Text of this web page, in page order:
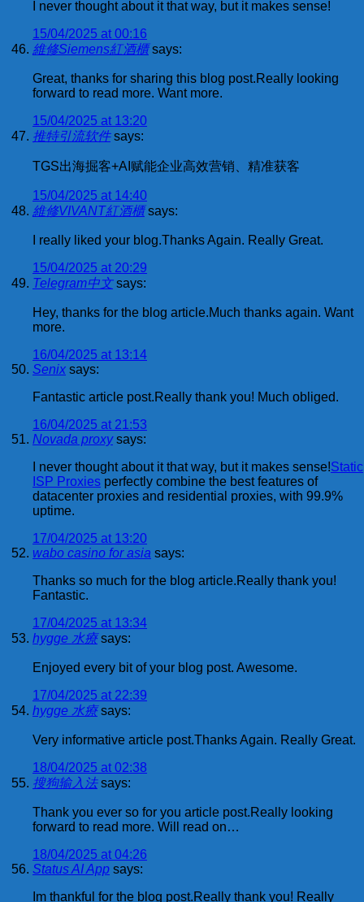
I never thought about it that way, but it makes sense!
15/04/2025 at 00:16
維修Siemens紅酒櫃 says:
Great, thanks for sharing this blog post.Really looking
forward to read more. Want more.
15/04/2025 at 13:20
推特引流软件 says:
TGS出海掘客+AI赋能企业高效营销、精准获客
15/04/2025 at 14:40
維修VIVANT紅酒櫃 says:
I really liked your blog.Thanks Again. Really Great.
15/04/2025 at 20:29
Telegram中文 says:
Hey, thanks for the blog article.Much thanks again. Want
more.
16/04/2025 at 13:14
Senix says:
Fantastic article post.Really thank you! Much obliged.
16/04/2025 at 21:53
Novada proxy says:
I never thought about it that way, but it makes sense!Static
ISP Proxies perfectly combine the best features of
datacenter proxies and residential proxies, with 99.9%
uptime.
17/04/2025 at 13:20
wabo casino for asia says:
Thanks so much for the blog article.Really thank you!
Fantastic.
17/04/2025 at 13:34
hygge 水療 says:
Enjoyed every bit of your blog post. Awesome.
17/04/2025 at 22:39
hygge 水療 says:
Very informative article post.Thanks Again. Really Great.
18/04/2025 at 02:38
搜狗输入法 says:
Thank you ever so for you article post.Really looking
forward to read more. Will read on…
18/04/2025 at 04:26
Status AI App says:
Im thankful for the blog post.Really thank you! Really